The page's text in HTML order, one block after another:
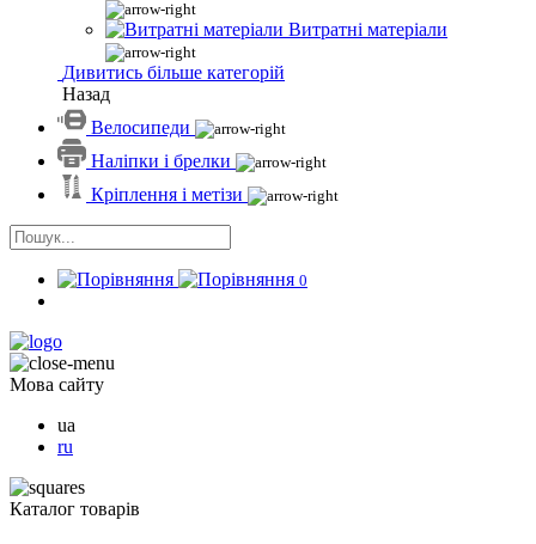
Витратні матеріали
Дивитись більше категорій
Назад
Велосипеди
Наліпки і брелки
Кріплення і метізи
0
Мова сайту
ua
ru
Каталог товарів